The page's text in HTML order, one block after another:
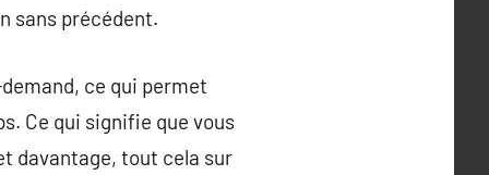
sans précédent.
ce qui permet
Ce qui signifie que vous
davantage, tout cela sur